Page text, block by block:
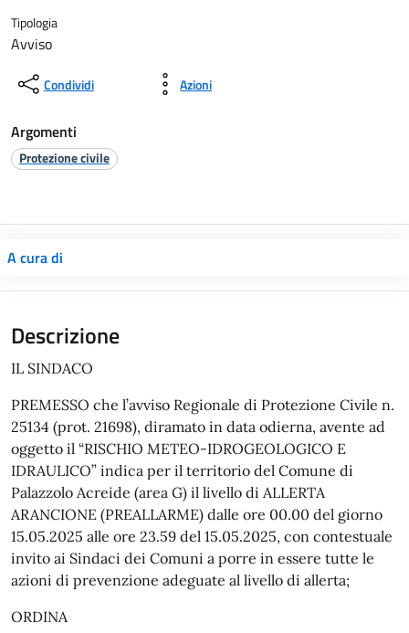
Tipologia
Avviso
Condividi Azioni
Argomenti
Protezione civile
A cura di
IL SINDACO
PREMESSO che l’avviso Regionale di Protezione Civile n.
25134 (prot. 21698), diramato in data odierna, avente ad
oggetto il “RISCHIO METEO-IDROGEOLOGICO E
IDRAULICO” indica per il territorio del Comune di
Palazzolo Acreide (area G) il livello di ALLERTA
ARANCIONE (PREALLARME) dalle ore 00.00 del giorno
15.05.2025 alle ore 23.59 del 15.05.2025, con contestuale
invito ai Sindaci dei Comuni a porre in essere tutte le
azioni di prevenzione adeguate al livello di allerta;
ORDINA